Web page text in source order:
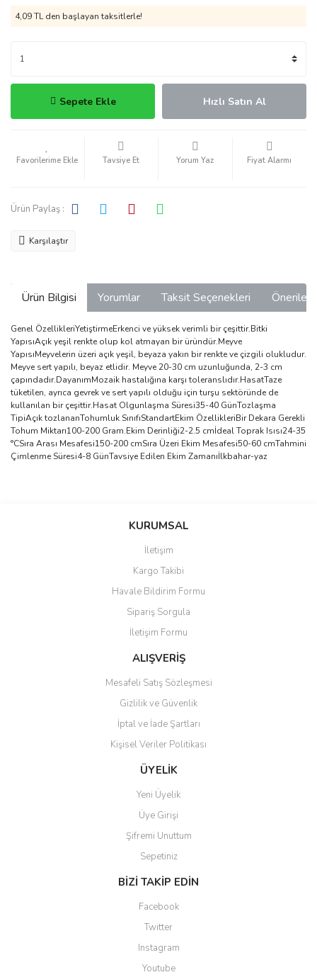
4,09 TL den başlayan taksitlerle!
Sepete Ekle Hızlı Satın Al
Tavsiye Et Yorum Yaz Fiyat Alarmı
Ürün Paylaş :
Karşılaştır
Ürün Bilgisi Yorumlar Taksit Seçenekleri
Genel ÖzellikleriYetiştirmeErkenci ve yüksek verimli bir çeşittir.Bitki
YapısıAçık yeşil renkte olup kol atmayan bir üründür.Meyve
YapısıMeyvelerin üzeri açık yeşil, beyaza yakın bir renkte ve çizgili olukludur.
Meyve sert yapılı, beyaz etlidir. Meyve 20-30 cm uzunluğunda, 2-3 cm
çapındadır.DayanımMozaik hastalığına karşı toleranslıdır.HasatTaze
tüketilen, ayrıca gevrek ve sert yapılı olduğu için turşu sektöründe de
kullanılan bir çeşittir.Hasat Olgunlaşma Süresi35-40 GünTozlaşma
TipiAçık tozlananTohumluk SınıfıStandartEkim ÖzellikleriBir Dekara Gerekli
Tohum Miktarı100-200 Gram.Ekim Derinliği2-2.5 cmİdeal Toprak Isısı24-35
°CSıra Arası Mesafesi150-200 cmSıra Üzeri Ekim Mesafesi50-60 cmTahmini
Çimlenme Süresi4-8 GünTavsiye Edilen Ekim Zamanıİlkbahar-yaz
Bu ürüne ilk yorumu siz yapın!
Ürün resmi kalitesiz, bozuk veya görüntülenemiyor.
Ürün açıklamasında eksik bilgiler bulunuyor.
Ürün bilgilerinde hatalar bulunuyor.
Ürün fiyatı diğer sitelerden daha pahalı.
Bu ürüne benzer farklı alternatifler olmalı.
Gönder
KURUMSAL
İletişim
Kargo Takibi
Havale Bildirim Formu
Sipariş Sorgula
İletişim Formu
ALIŞVERİŞ
Mesafeli Satış Sözleşmesi
Gizlilik ve Güvenlik
İptal ve İade Şartları
Kişisel Veriler Politikası
ÜYELİK
Yeni Üyelik
Üye Girişi
Şifremi Unuttum
Sepetiniz
BİZİ TAKİP EDİN
Facebook
Twitter
Instagram
Youtube